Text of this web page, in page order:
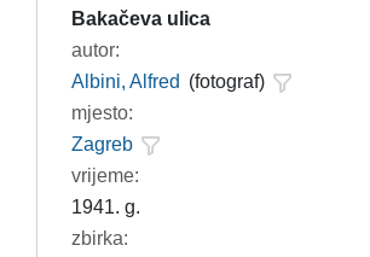
Bakačeva ulica
autor:
Albini, Alfred (fotograf)
mjesto:
Zagreb
vrijeme:
1941. g.
zbirka: